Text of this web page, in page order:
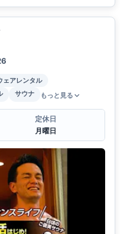
ェアレンタル
サウナ もっと見る
定休日
月曜日